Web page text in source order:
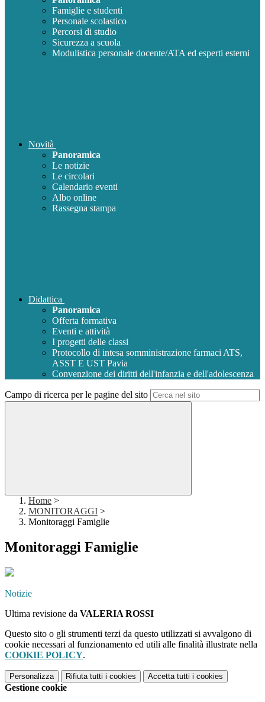
Famiglie e studenti
Personale scolastico
Percorsi di studio
Sicurezza a scuola
Modulistica personale docente/ATA ed esperti esterni
Novità
Panoramica
Le notizie
Le circolari
Calendario eventi
Albo online
Rassegna stampa
Didattica
Panoramica
Offerta formativa
Eventi e attività
I progetti delle classi
Protocollo di intesa somministrazione farmaci ATS,
ASST E UST Pavia
Convenzione dei diritti dell'infanzia e dell'adolescenza
Campo di ricerca per le pagine del sito
Home >
MONITORAGGI >
Monitoraggi Famiglie
Monitoraggi Famiglie
Notizie
Ultima revisione da VALERIA ROSSI
Questo sito o gli strumenti terzi da questo utilizzati si avvalgono di
cookie necessari al funzionamento ed utili alle finalità illustrate nella
COOKIE POLICY.
Personalizza Rifiuta tutti i cookies Accetta tutti i cookies
Gestione cookie